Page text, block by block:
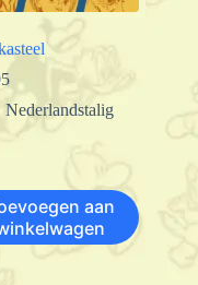
Nederlandstalig
aan